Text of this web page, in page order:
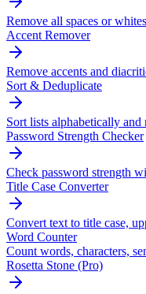
Remove all spaces or
Accent Remover
Remove accents and
Sort & Deduplicate
Sort lists alphabetically
Password Strength Checker
Check password strength
Title Case Converter
Convert text to title case,
Word Counter
Count words, characters,
Rosetta Stone (Pro)